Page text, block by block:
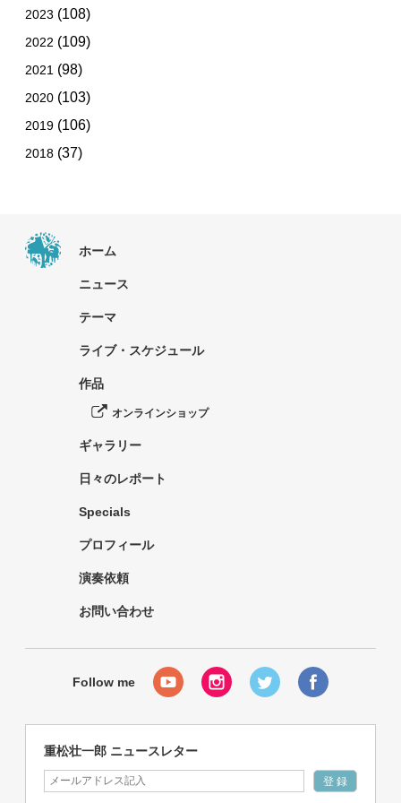
2023 (108)
2022 (109)
2021 (98)
2020 (103)
2019 (106)
2018 (37)
ホーム
ニュース
テーマ
ライブ・スケジュール
作品
オンラインショップ
ギャラリー
日々のレポート
Specials
プロフィール
演奏依頼
お問い合わせ
重松壮一郎 ニュースレター